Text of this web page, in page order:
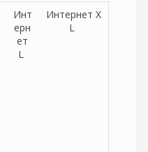
Инт
ерн
ет
L
Интернет X
L